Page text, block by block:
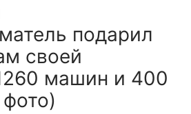
подарил
своей
машин и 400